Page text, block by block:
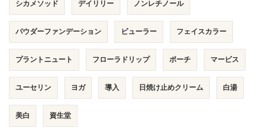
シカメソッド デイリリー ノンレチノール
パウダーファンデーション ビューラー フェイスカラー
プラントニュート フローラドリップ ポーチ マービス
ユーセリン ヨガ 導入 日焼け止めクリーム 白湯
美白 資生堂